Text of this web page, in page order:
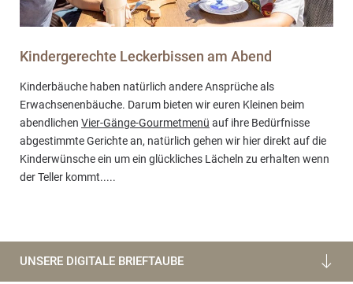
Kindergerechte Leckerbissen am Abend
Kinderbäuche haben natürlich andere Ansprüche als
Erwachsenenbäuche. Darum bieten wir euren Kleinen beim
abendlichen Vier-Gänge-Gourmetmenü auf ihre Bedürfnisse
abgestimmte Gerichte an, natürlich gehen wir hier direkt auf die
Kinderwünsche ein um ein glückliches Lächeln zu erhalten wenn
der Teller kommt.....
UNSERE DIGITALE BRIEFTAUBE